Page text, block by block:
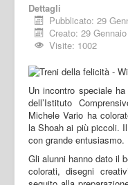
Dettagli
Pubblicato: 29
Creato: 29
Visite: 1002
Un incontro speciale
dell’Istituto
Michele Vario ha
la Shoah ai più piccoli.
con grande entusiasmo.
Gli alunni hanno dato il
colorati, disegni